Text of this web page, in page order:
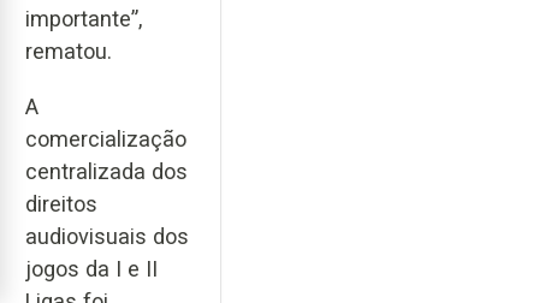
importante”,
rematou.
A
comercialização
centralizada dos
direitos
audiovisuais dos
jogos da I e II